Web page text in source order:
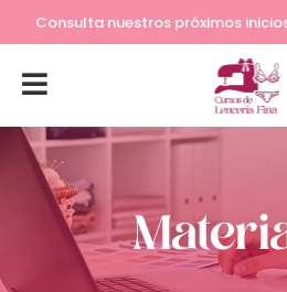
Lleva tu costura a